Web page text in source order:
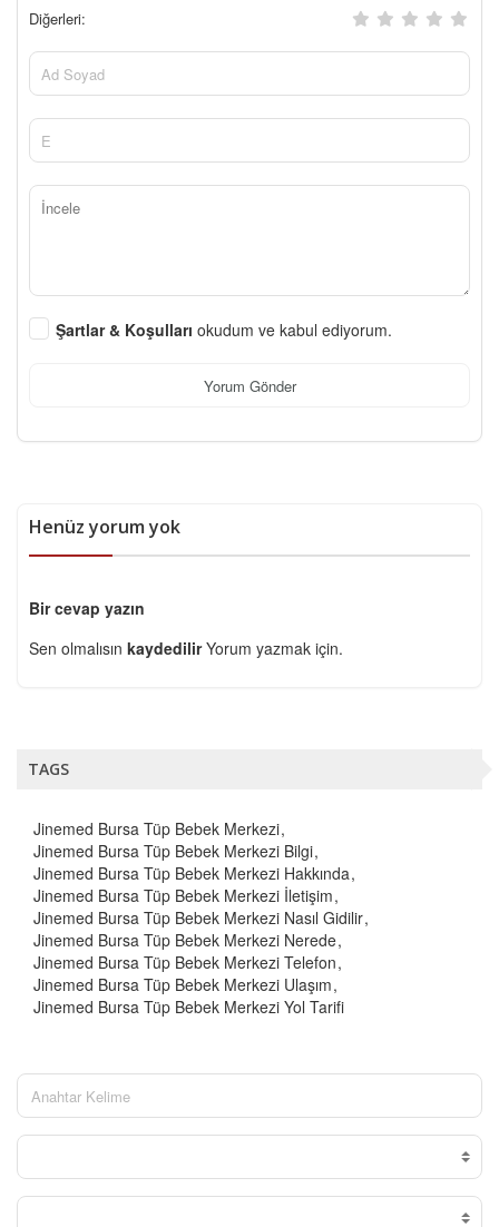
Diğerleri:
Şartlar & Koşulları okudum ve kabul ediyorum.
Yorum Gönder
Henüz yorum yok
Bir cevap yazın
Sen olmalısın kaydedilirYorum yazmak için.
TAGS
Jinemed Bursa Tüp Bebek Merkezi
Jinemed Bursa Tüp Bebek Merkezi Bilgi
Jinemed Bursa Tüp Bebek Merkezi Hakkında
Jinemed Bursa Tüp Bebek Merkezi İletişim
Jinemed Bursa Tüp Bebek Merkezi Nasıl Gidilir
Jinemed Bursa Tüp Bebek Merkezi Nerede
Jinemed Bursa Tüp Bebek Merkezi Telefon
Jinemed Bursa Tüp Bebek Merkezi Ulaşım
Jinemed Bursa Tüp Bebek Merkezi Yol Tarifi